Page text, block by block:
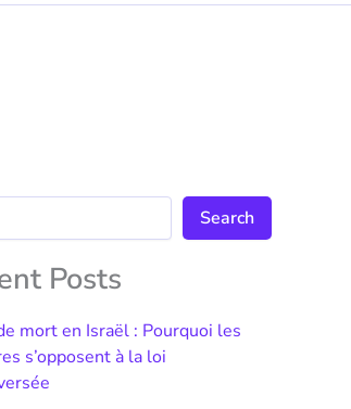
Search
Posts
mort en Israël : Pourquoi les
s’opposent à la loi